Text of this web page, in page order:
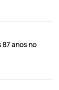
87 anos no